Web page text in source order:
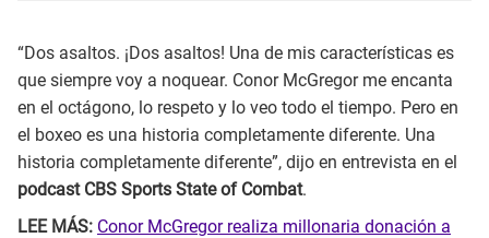
“Dos asaltos. ¡Dos asaltos! Una de mis características es
que siempre voy a noquear. Conor McGregor me encanta
en el octágono, lo respeto y lo veo todo el tiempo. Pero en
el boxeo es una historia completamente diferente. Una
historia completamente diferente”, dijo en entrevista en el
podcast CBS Sports State of Combat.
LEE MÁS: Conor McGregor realiza millonaria donación a